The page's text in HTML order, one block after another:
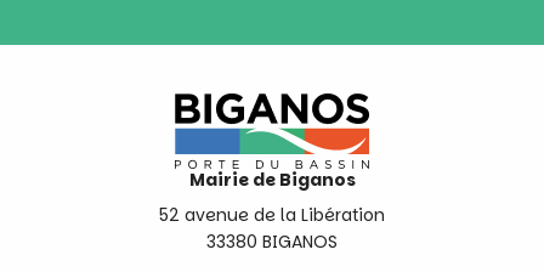
Mairie de Biganos
52 avenue de la Libération
33380 BIGANOS